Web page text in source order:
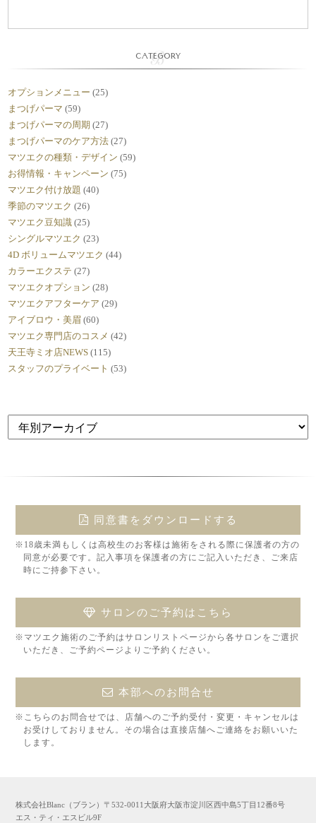
CATEGORY
オプションメニュー (25)
まつげパーマ (59)
まつげパーマの周期 (27)
まつげパーマのケア方法 (27)
マツエクの種類・デザイン (59)
お得情報・キャンペーン (75)
マツエク付け放題 (40)
季節のマツエク (26)
マツエク豆知識 (25)
シングルマツエク (23)
4D ボリュームマツエク (44)
カラーエクステ (27)
マツエクオプション (28)
マツエクアフターケア (29)
アイブロウ・美眉 (60)
マツエク専門店のコスメ (42)
天王寺ミオ店NEWS (115)
スタッフのプライベート (53)
同意書をダウンロードする
※18歳未満もしくは高校生のお客様は施術をされる際に保護者の方の
同意が必要です。記入事項を保護者の方にご記入いただき、ご来店
時にご持参下さい。
サロンのご予約はこちら
※マツエク施術のご予約はサロンリストページから各サロンをご選択
いただき、ご予約ページよりご予約ください。
本部へのお問合せ
※こちらのお問合せでは、店舗へのご予約受付・変更・キャンセルは
お受けしておりません。その場合は直接店舗へご連絡をお願いいた
します。
株式会社Blanc（ブラン）〒532-0011大阪府大阪市淀川区西中島5丁目12番8号
エス・ティ・エスビル9F